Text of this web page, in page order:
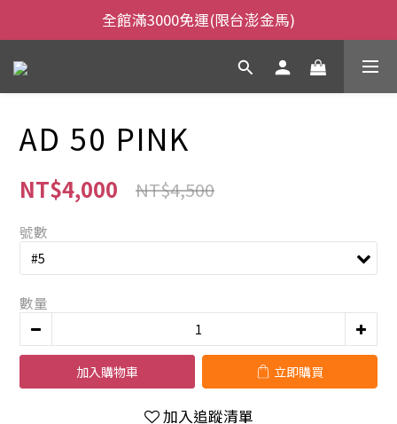
全館滿3000免運(限台澎金馬)
全館滿3000免運(限台澎金馬)
當日下午2:00前下單，當日出貨
全館滿3000免運(限台澎金馬)
AD 50 PINK
NT$4,000 NT$4,500
號數
數量
加入購物車 立即購買
加入追蹤清單